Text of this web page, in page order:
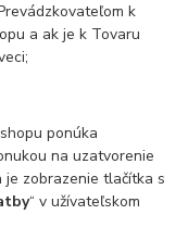
k
a ak je k Tovaru
ponúka
na uzatvorenie
je zobrazenie tlačítka s
“ v užívateľskom